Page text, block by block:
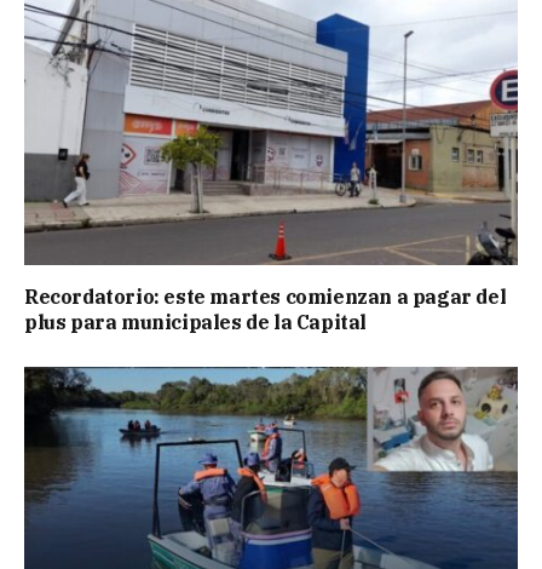
Recordatorio: este martes comienzan a pagar del
plus para municipales de la Capital